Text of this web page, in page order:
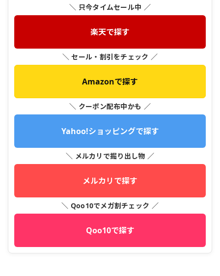
＼ 只今タイムセール中 ／
楽天で探す
＼ セール・割引をチェック ／
Amazonで探す
＼ クーポン配布中かも ／
Yahoo!ショッピングで探す
＼ メルカリで掘り出し物 ／
メルカリで探す
＼ Qoo10でメガ割チェック ／
Qoo10で探す